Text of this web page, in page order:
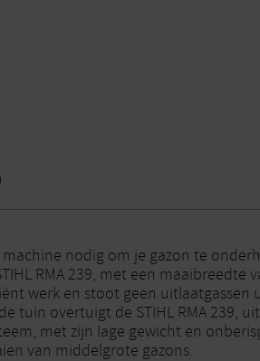
nodig om je gazon te
RMA 239, met een maaibreedte
werk en stoot geen uitlaatgassen
tuin overtuigt de STIHL RMA 239,
met zijn lage gewicht en
van middelgrote gazons.